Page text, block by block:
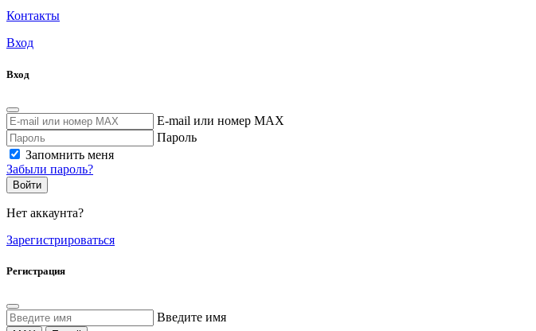
Контакты
Вход
Вход
E-mail или номер MAX
Пароль
Запомнить меня
Забыли пароль?
Войти
Нет аккаунта?
Зарегистрироваться
Регистрация
Введите имя